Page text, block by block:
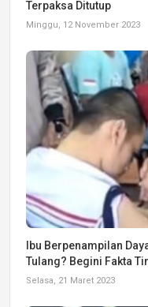
Terpaksa Ditutup
Minggu, 12 November 2023
Ibu Berpenampilan
Tulang? Begini Fakta
Selasa, 21 Maret 2023